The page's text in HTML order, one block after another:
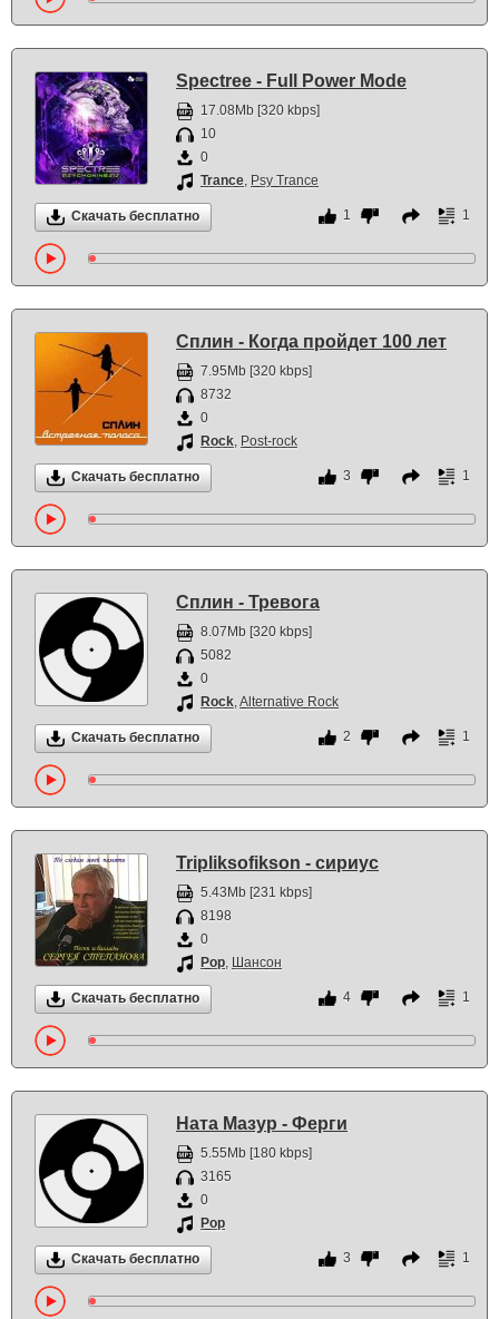
Spectree - Full Power Mode
17.08Mb [320 kbps]
10
0
Trance, Psy Trance
Скачать бесплатно 1 1
Сплин - Когда пройдет 100 лет
7.95Mb [320 kbps]
8732
0
Rock, Post-rock
Скачать бесплатно 3 1
Сплин - Тревога
8.07Mb [320 kbps]
5082
0
Rock,Alternative Rock
Скачать бесплатно 2 1
Tripliksofikson - сириус
5.43Mb [231 kbps]
8198
0
Pop, Шансон
Скачать бесплатно 4 1
Ната Мазур - Ферги
5.55Mb [180 kbps]
3165
0
Pop
Скачать бесплатно 3 1